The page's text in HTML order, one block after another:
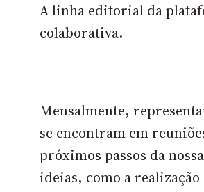
A linha editorial da
colaborativa.
Mensalmente,
se encontram em
próximos passos da
ideias, como a